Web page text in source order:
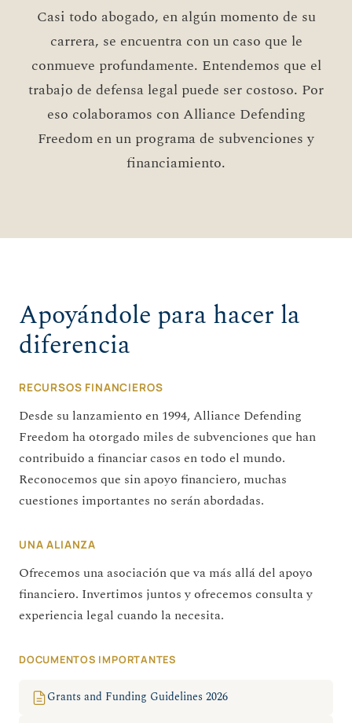
Casi todo abogado, en algún momento de su
carrera, se encuentra con un caso que le
conmueve profundamente. Entendemos que el
trabajo de defensa legal puede ser costoso. Por
eso colaboramos con Alliance Defending
Freedom en un programa de subvenciones y
financiamiento.
Apoyándole para hacer la
diferencia
RECURSOS FINANCIEROS
Desde su lanzamiento en 1994, Alliance Defending
Freedom ha otorgado miles de subvenciones que han
contribuido a financiar casos en todo el mundo.
Reconocemos que sin apoyo financiero, muchas
cuestiones importantes no serán abordadas.
UNA ALIANZA
Ofrecemos una asociación que va más allá del apoyo
financiero. Invertimos juntos y ofrecemos consulta y
experiencia legal cuando la necesita.
DOCUMENTOS IMPORTANTES
Grants and Funding Guidelines 2026